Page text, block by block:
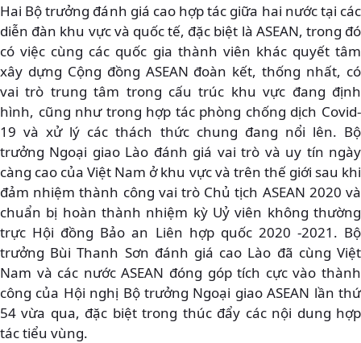
Hai Bộ trưởng đánh giá cao hợp tác giữa hai nước tại các
diễn đàn khu vực và quốc tế, đặc biệt là ASEAN, trong đó
có việc cùng các quốc gia thành viên khác quyết tâm
xây dựng Cộng đồng ASEAN đoàn kết, thống nhất, có
vai trò trung tâm trong cấu trúc khu vực đang định
hình, cũng như trong hợp tác phòng chống dịch Covid-
19 và xử lý các thách thức chung đang nổi lên. Bộ
trưởng Ngoại giao Lào đánh giá vai trò và uy tín ngày
càng cao của Việt Nam ở khu vực và trên thế giới sau khi
đảm nhiệm thành công vai trò Chủ tịch ASEAN 2020 và
chuẩn bị hoàn thành nhiệm kỳ Uỷ viên không thường
trực Hội đồng Bảo an Liên hợp quốc 2020 -2021. Bộ
trưởng Bùi Thanh Sơn đánh giá cao Lào đã cùng Việt
Nam và các nước ASEAN đóng góp tích cực vào thành
công của Hội nghị Bộ trưởng Ngoại giao ASEAN lần thứ
54 vừa qua, đặc biệt trong thúc đẩy các nội dung hợp
tác tiểu vùng.